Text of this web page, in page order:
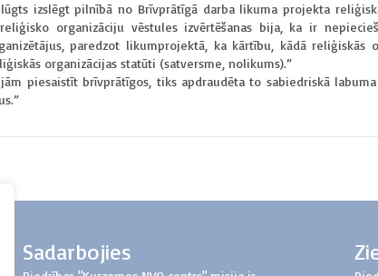
izslēgt pilnībā no Brīvprātīgā darba likuma projekta
organizāciju vēstules izvērtēšanas bija, ka ir
paredzot likumprojektā, ka kārtību, kādā reliģiskās
organizācijas statūti (satversme, nolikums).”
piesaistīt brīvprātīgos, tiks apdraudēta to sabiedriskā
Sadarbojies